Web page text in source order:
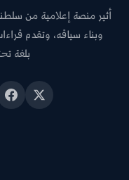
أثير منصة إعلامية من
وبناء سياقه، وتقدم
بلغة